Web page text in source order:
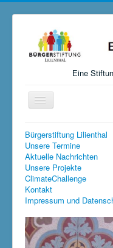
Eine
Navigation
an/aus
Startseite
Aktuelles
Über uns
Mitmachen,
Links
Bürgerstiftung Lilienthal
Unsere Termine
Aktuelle Nachrichten
Unsere Projekte
ClimateChallenge
Kontakt
Impressum und